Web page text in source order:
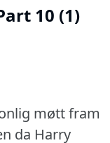
10 (1)
møtt fram
da Harry